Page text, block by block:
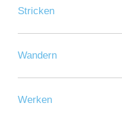
Stricken
Wandern
Werken